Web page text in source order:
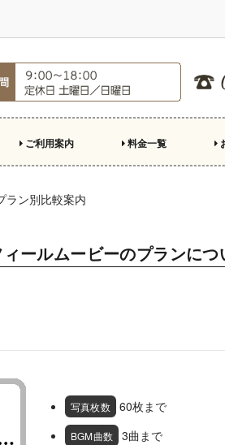
ご利用案内 料金一覧
ラン別比較案内
ールムービーのプランにつ
写真枚数 60枚まで
BGM曲数 3曲まで